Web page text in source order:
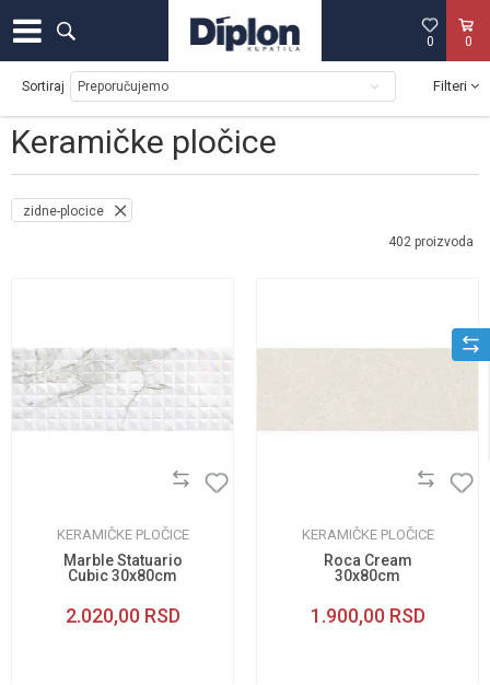
0
0
Keramičke pločice
Sortiraj Filteri
zidne-plocice
402 proizvoda
KERAMIČKE PLOČICE
Marble Statuario
Cubic 30x80cm
2.020,00 RSD
KERAMIČKE PLOČICE
Roca Cream
30x80cm
1.900,00 RSD